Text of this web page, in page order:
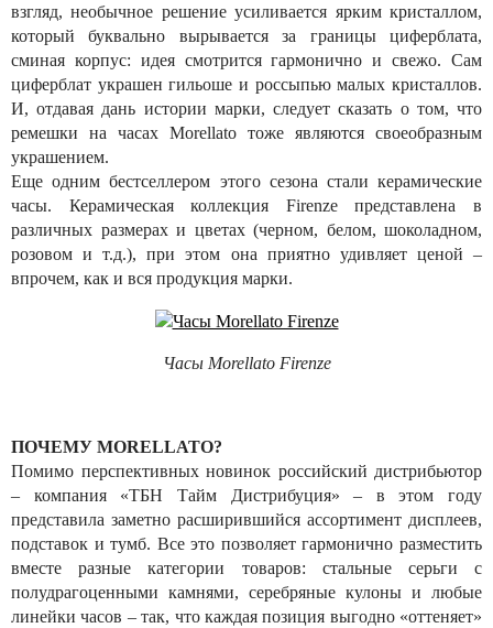
взгляд, необычное решение усиливается ярким кристаллом,
который буквально вырывается за границы циферблата,
сминая корпус: идея смотрится гармонично и свежо. Сам
циферблат украшен гильоше и россыпью малых кристаллов.
И, отдавая дань истории марки, следует сказать о том, что
ремешки на часах Morellato тоже являются своеобразным
украшением.
Еще одним бестселлером этого сезона стали керамические
часы. Керамическая коллекция Firenze представлена в
различных размерах и цветах (черном, белом, шоколадном,
розовом и т.д.), при этом она приятно удивляет ценой –
впрочем, как и вся продукция марки.
Часы Morellato Firenze
ПОЧЕМУ MORELLATO?
Помимо перспективных новинок российский дистрибьютор
– компания «ТБН Тайм Дистрибуция» – в этом году
представила заметно расширившийся ассортимент дисплеев,
подставок и тумб. Все это позволяет гармонично разместить
вместе разные категории товаров: стальные серьги с
полудрагоценными камнями, серебряные кулоны и любые
линейки часов – так, что каждая позиция выгодно «оттеняет»